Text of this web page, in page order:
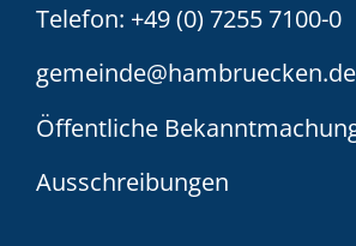
Telefon: +49 (0) 7255 7100-0
gemeinde@hambruecken.de
Öffentliche
Ausschreibungen